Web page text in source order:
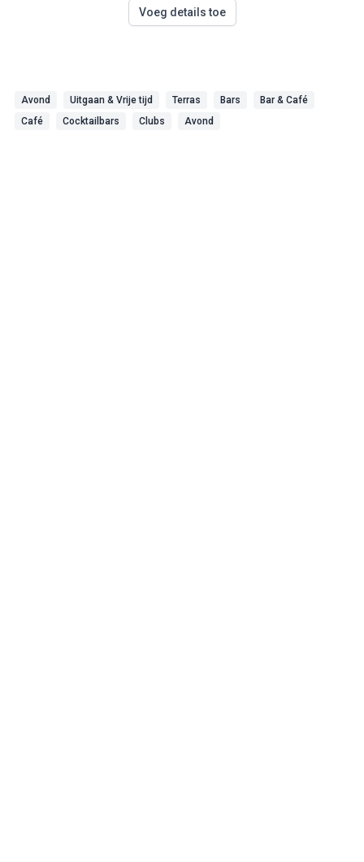
Voeg details toe
Avond Uitgaan & Vrije tijd Terras Bars
Bar & Café
Café
Cocktailbars Clubs Avond